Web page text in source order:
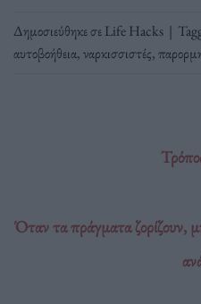
Δημοσιεύθηκε σεLife Hacks |
αυτοβοήθεια,ναρκισσιστές,
Όταν τα πράγματα ζορίζουν,